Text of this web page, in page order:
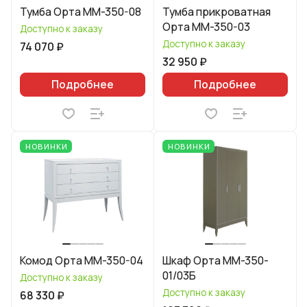
Тумба Орта ММ-350-08
Доступно к заказу
74 070 ₽
Подробнее
Тумба прикроватная
Орта ММ-350-03
Доступно к заказу
32 950 ₽
Подробнее
НОВИНКИ
Комод Орта ММ-350-04
Доступно к заказу
68 330 ₽
НОВИНКИ
Шкаф Орта ММ-350-
01/03Б
Доступно к заказу